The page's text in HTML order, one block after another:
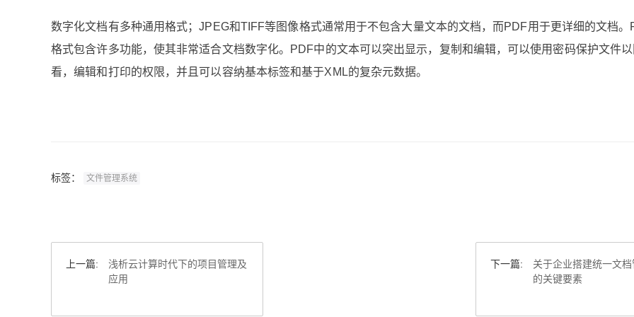
数字化文档有多种通用格式；JPEG和TIFF等图像格式通常用于不包含大量文本的文档，而PDF用于更详细的文档。
格式包含许多功能，使其非常适合文档数字化。PDF中的文本可以突出显示，复制和编辑，可以使用密码保护文件
看，编辑和打印的权限，并且可以容纳基本标签和基于XML的复杂元数据。
标签： 文件管理系统
上一篇:
浅析云计算时代下的项目管理及
应用
下一篇:
关于企业搭建统一文档
的关键要素